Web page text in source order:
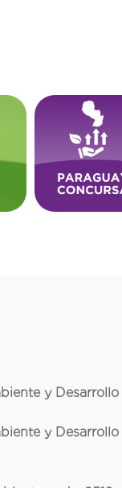
y Desarrollo
y Desarrollo